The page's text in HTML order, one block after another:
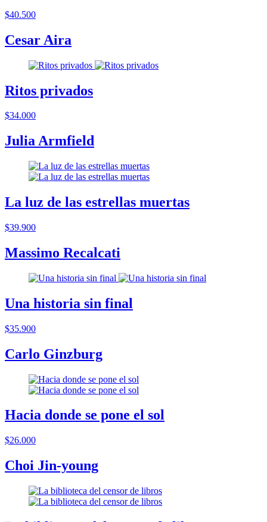
$40.500
Cesar Aira
Ritos privados
$34.000
Julia Armfield
La luz de las estrellas muertas
$39.900
Massimo Recalcati
Una historia sin final
$35.900
Carlo Ginzburg
Hacia donde se pone el sol
$26.000
Choi Jin-young